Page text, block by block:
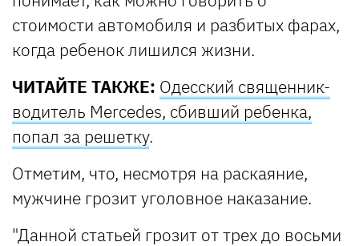
стоимости автомобиля и разбитых фарах,
когда ребенок лишился жизни.
ЧИТАЙТЕ ТАКЖЕ: Одесский священник-
водитель Mercedes, сбивший ребенка,
попал за решетку.
Отметим, что, несмотря на раскаяние,
мужчине грозит уголовное наказание.
"Данной статьей грозит от трех до восьми